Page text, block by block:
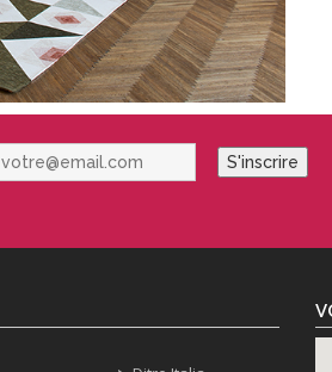
votre@email.com S'inscrire